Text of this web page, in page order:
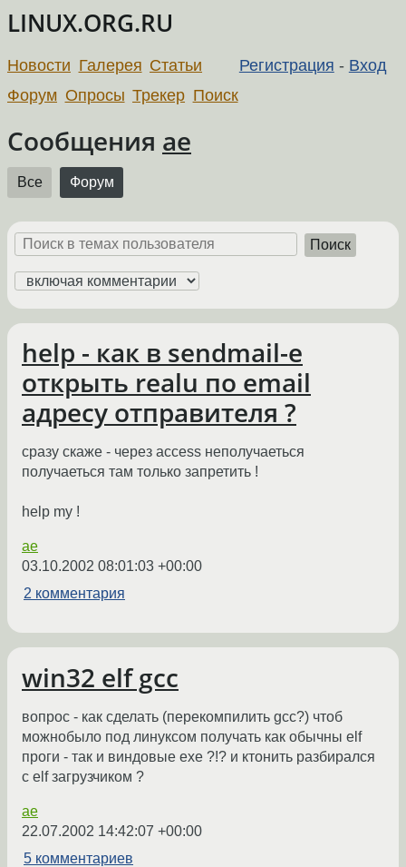
LINUX.ORG.RU
Регистрация - Вход
Новости Галерея Статьи
Форум Опросы Трекер Поиск
Сообщения ae
Все Форум
Поиск
help - как в sendmail-е
открыть realu по email
адресу отправителя ?
сразу скаже - через access неполучаеться
получаеться там только запретить !
help my !
ae
03.10.2002 08:01:03 +00:00
2 комментария
win32 elf gcc
вопрос - как сделать (перекомпилить gcc?) чтоб
можнобыло под линуксом получать как обычны elf
проги - так и виндовые exe ?!? и ктонить разбирался
с elf загрузчиком ?
ae
22.07.2002 14:42:07 +00:00
5 комментариев